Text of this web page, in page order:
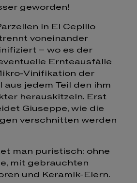
geworden!
in El Cepillo
voneinander
– wo es der
Ernteausfälle
Vinifikation der
aus jedem Teil den ihm
herauskitzeln. Erst
Giuseppe, wie die
verschnitten werden
man puristisch: ohne
mit gebrauchten
und Keramik-Eiern.